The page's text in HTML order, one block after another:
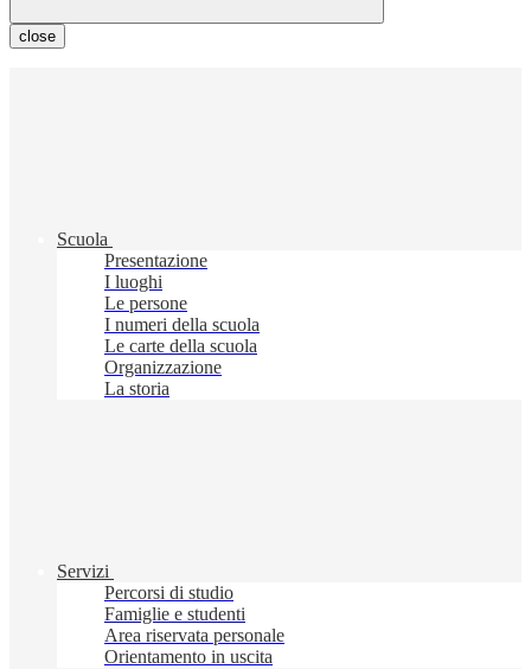
close
Scuola
Presentazione
I luoghi
Le persone
I numeri della scuola
Le carte della scuola
Organizzazione
La storia
Servizi
Percorsi di studio
Famiglie e studenti
Area riservata personale
Orientamento in uscita